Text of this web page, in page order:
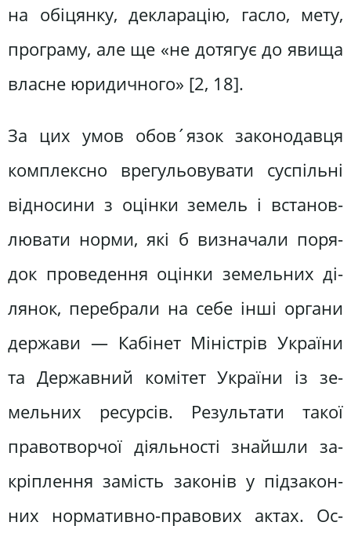
на обіцянку, декларацію, гасло, мету,
програму, але ще «не дотягує до явища
власне юридичного» [2, 18].
За цих умов обов´язок законодавця
комплексно врегульовувати суспільні
відносини з оцінки земель і встанов­
лювати норми, які б визначали поря­
док проведення оцінки земельних ді­
лянок, перебрали на себе інші органи
держави — Кабінет Міністрів України
та Державний комітет України із зе­
мельних ресурсів. Результати такої
правотворчої діяльності знайшли за­
кріплення замість законів у підзакон­
них нормативно-правових актах. Ос­